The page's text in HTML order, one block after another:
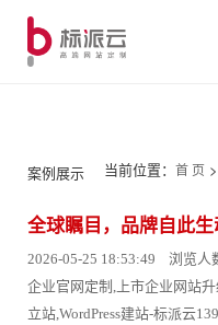
案例展示 当前位置： 首 页 >
全球瞩目，品牌自此
2026-05-25 18:53:49 浏览人
企业官网定制,上市企业网站
立站,WordPress建站-标派云